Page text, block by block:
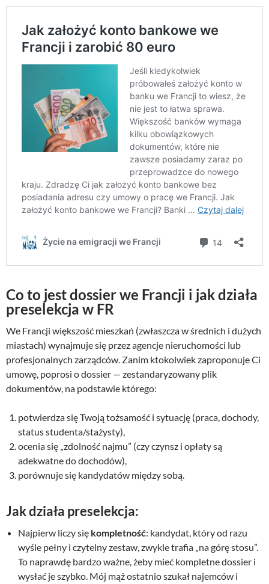
Co to jest dossier we Francji i jak działa
preselekcja w FR
We Francji większość mieszkań (zwłaszcza w średnich i dużych
miastach) wynajmuje się przez agencje nieruchomości lub
profesjonalnych zarządców. Zanim ktokolwiek zaproponuje Ci
umowę, poprosi o dossier — zestandaryzowany plik
dokumentów, na podstawie którego:
potwierdza się Twoją tożsamość i sytuację (praca, dochody,
status studenta/stażysty),
ocenia się „zdolność najmu” (czy czynsz i opłaty są
adekwatne do dochodów),
porównuje się kandydatów między sobą.
Jak działa preselekcja:
Najpierw liczy się kompletność: kandydat, który od razu
wyśle pełny i czytelny zestaw, zwykle trafia „na górę stosu”.
To naprawdę bardzo ważne, żeby mieć kompletne dossier i
wysłać je szybko. Mój mąż ostatnio szukał najemców i